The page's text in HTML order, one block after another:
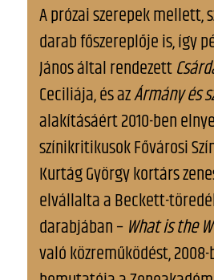
A prózai szerepek mellett,
darab főszereplője is, így
János által rendezett
Ceciliája, és azÁrmány és
alakításáért 2010-ben
színikritikusok Fővárosi
Kurtág György kortárs
elvállalta a Beckett-
darabjában – What is the
való közreműködést, 2008-